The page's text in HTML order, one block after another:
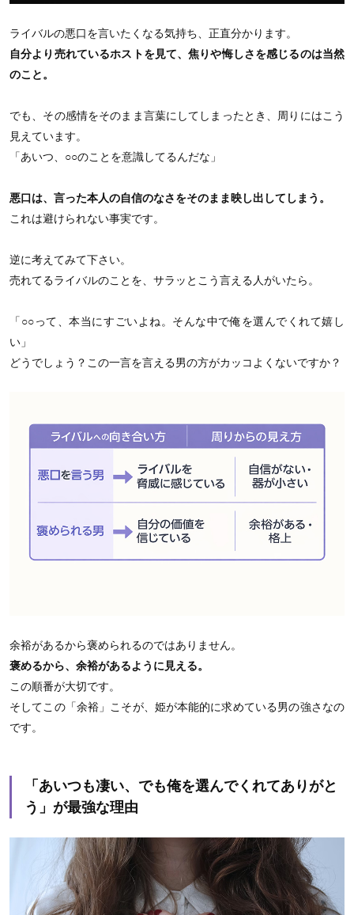
ライバルの悪口を言いたくなる気持ち、正直分かります。
自分より売れているホストを見て、焦りや悔しさを感じるのは当然
のこと。
でも、その感情をそのまま言葉にしてしまったとき、周りにはこう
見えています。
「あいつ、○○のことを意識してるんだな」
悪口は、言った本人の自信のなさをそのまま映し出してしまう。
これは避けられない事実です。
逆に考えてみて下さい。
売れてるライバルのことを、サラッとこう言える人がいたら。
「○○って、本当にすごいよね。そんな中で俺を選んでくれて嬉し
い」
どうでしょう？この一言を言える男の方がカッコよくないですか？
余裕があるから褒められるのではありません。
褒めるから、余裕があるように見える。
この順番が大切です。
そしてこの「余裕」こそが、姫が本能的に求めている男の強さなの
です。
「あいつも凄い、でも俺を選んでくれてありがと
う」が最強な理由